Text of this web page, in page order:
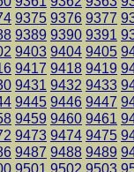
9375 9376 9377
9389 9390 9391
9403 9404 9405
9417 9418 9419
9431 9432 9433
9445 9446 9447
9459 9460 9461
9473 9474 9475
9487 9488 9489
9501 9502 9503